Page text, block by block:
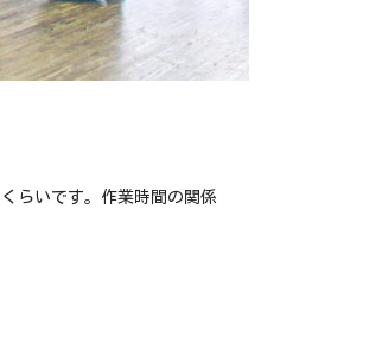
らいです。作業時間の関係